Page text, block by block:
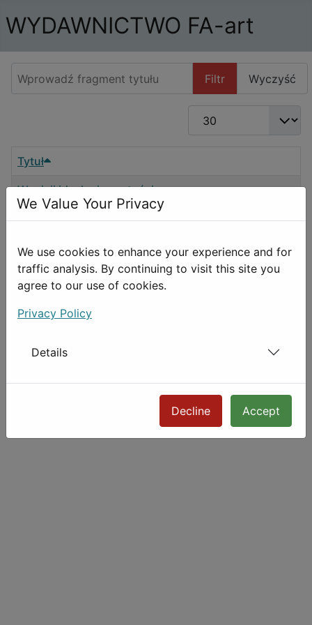
WYDAWNICTWO FA-art
Wprowadź fragment tytułu
Filtr Wyczyść
Pokaż #
Tytuł
W misji idealnej czystości
We Value Your Privacy
We use cookies to enhance your experience and for
traffic analysis. By continuing to visit this site you
agree to our use of cookies.
Privacy Policy
Details
Decline Accept